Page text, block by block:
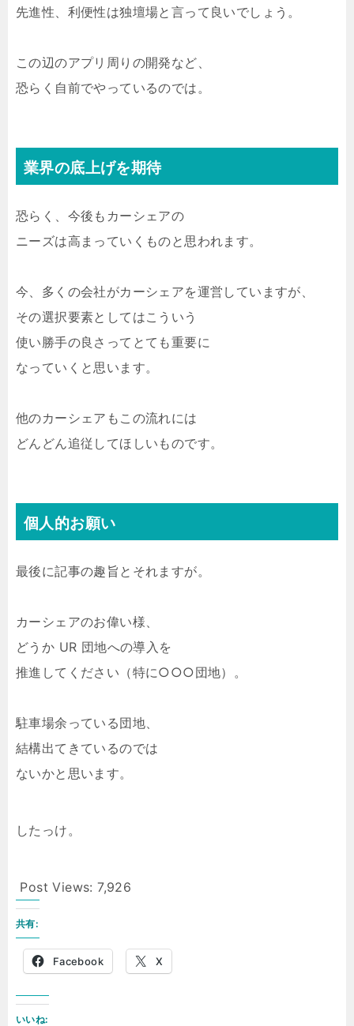
先進性、利便性は独壇場と言って良いでしょう。
この辺のアプリ周りの開発など、
恐らく自前でやっているのでは。
業界の底上げを期待
恐らく、今後もカーシェアの
ニーズは高まっていくものと思われます。
今、多くの会社がカーシェアを運営していますが、
その選択要素としてはこういう
使い勝手の良さってとても重要に
なっていくと思います。
他のカーシェアもこの流れには
どんどん追従してほしいものです。
個人的お願い
最後に記事の趣旨とそれますが。
カーシェアのお偉い様、
どうか UR 団地への導入を
推進してください（特に○○○団地）。
駐車場余っている団地、
結構出てきているのでは
ないかと思います。
したっけ。
Post Views: 7,926
共有:
Facebook X
いいね: